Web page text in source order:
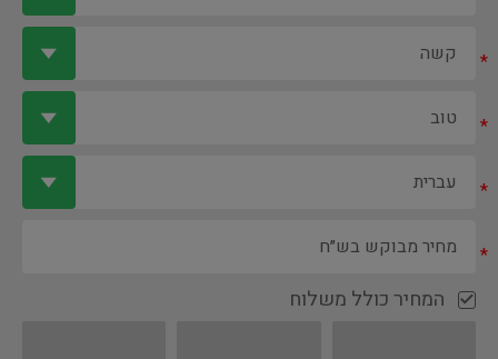
*
*
*
*
המחיר כולל משלוח